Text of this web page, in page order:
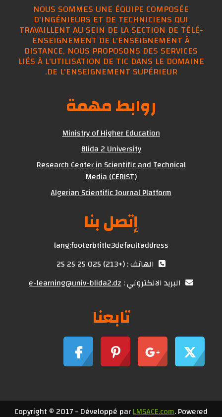
NOUS SOMMES UNE ÉQUIPE COMPOSÉE
D'INGÉNIEURS ET DE TECHNICIENS QUI
TRAVAILLENT AU SEIN DE LA SECTION DE TÉLÉ-
ENSEIGNEMENT DE L'ENSEIGNEMENT À
DISTANCE, NOUS PROPOSONS DES SERVICES
LIÉS À L'UTILISATION DE TIC DANS LE DOMAINE
DE L'ENSEIGNEMENT SUPÉRIEUR.
روابط مهمة
Ministry of Higher Education
Blida 2 University
Research Center in Scientific and Technical
Media (CERIST)
Algerian Scientific Journal Platform
إتصل بنا
lang:footerbtitle3defaultaddress
الهاتف : (+213) 025 25 25 25
البريد الالكتروني :e-learning@univ-blida2.dz
تابعنا
Copyright © 2017 - Développé parLMSACE.com. Powered